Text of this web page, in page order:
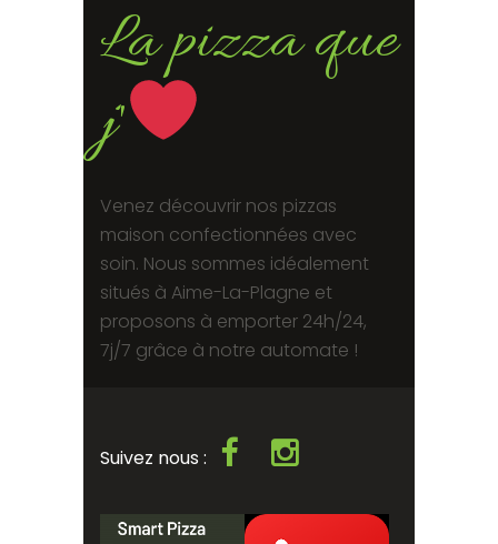
La pizza que
j'
Venez découvrir nos pizzas
maison confectionnées avec
soin. Nous sommes idéalement
situés à Aime-La-Plagne et
proposons à emporter 24h/24,
7j/7 grâce à notre automate !
Suivez nous :